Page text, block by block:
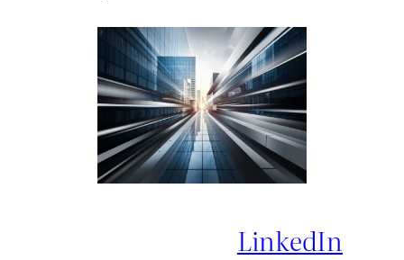
LinkedIn